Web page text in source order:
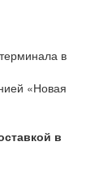
в
«Новая
в